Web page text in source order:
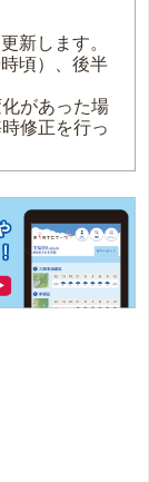
新します。
頃）、後半
があった場
修正を行っ